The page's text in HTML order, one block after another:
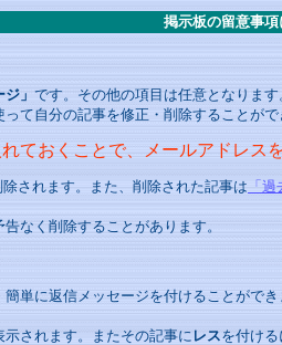
掲示板の留意事項
」 です。その他の項目は任意となります
て自分の記事を修正・削除することがで
ておくことで、メールアドレス
されます。また、削除された記事は 「過
なく削除することがあります。
単に返信メッセージを付けることができ
されます。またその記事に レスを付け